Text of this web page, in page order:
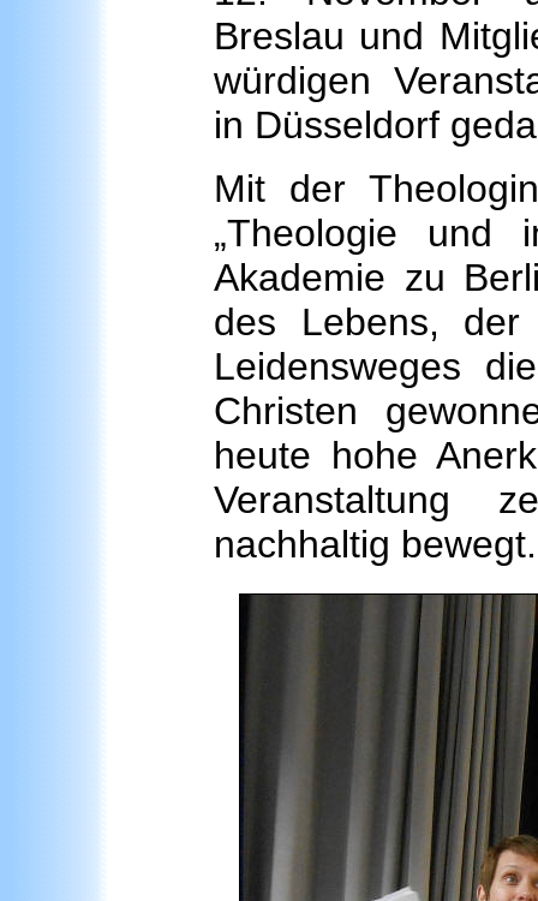
Breslau und
würdigen
in Düsseldorf
Mit der
„Theologie und
Akademie zu
des Lebens, der
Leidensweges
Christen
heute hohe
Veranstaltung
nachhaltig bewegt.